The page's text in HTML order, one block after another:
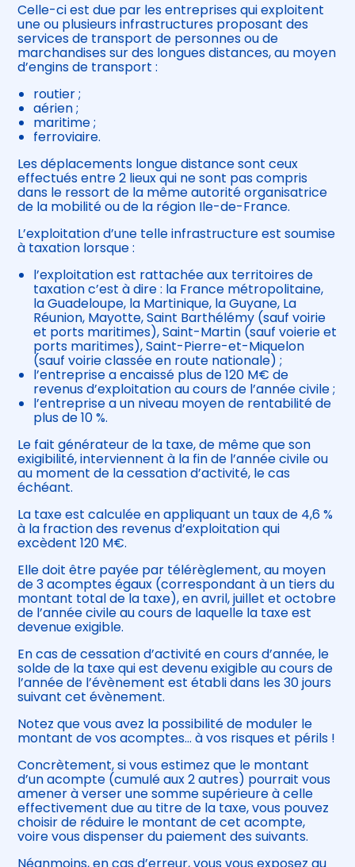
Celle-ci est due par les entreprises qui exploitent
une ou plusieurs infrastructures proposant des
services de transport de personnes ou de
marchandises sur des longues distances, au moyen
d’engins de transport :
routier ;
aérien ;
maritime ;
ferroviaire.
Les déplacements longue distance sont ceux
effectués entre 2 lieux qui ne sont pas compris
dans le ressort de la même autorité organisatrice
de la mobilité ou de la région Ile-de-France.
L’exploitation d’une telle infrastructure est soumise
à taxation lorsque :
l’exploitation est rattachée aux territoires de
taxation c’est à dire : la France métropolitaine,
la Guadeloupe, la Martinique, la Guyane, La
Réunion, Mayotte, Saint Barthélémy (sauf voirie
et ports maritimes), Saint-Martin (sauf voierie et
ports maritimes), Saint-Pierre-et-Miquelon
(sauf voirie classée en route nationale) ;
l’entreprise a encaissé plus de 120 M€ de
revenus d’exploitation au cours de l’année civile ;
l’entreprise a un niveau moyen de rentabilité de
plus de 10 %.
Le fait générateur de la taxe, de même que son
exigibilité, interviennent à la fin de l’année civile ou
au moment de la cessation d’activité, le cas
échéant.
La taxe est calculée en appliquant un taux de 4,6 %
à la fraction des revenus d’exploitation qui
excèdent 120 M€.
Elle doit être payée par télérèglement, au moyen
de 3 acomptes égaux (correspondant à un tiers du
montant total de la taxe), en avril, juillet et octobre
de l’année civile au cours de laquelle la taxe est
devenue exigible.
En cas de cessation d’activité en cours d’année, le
solde de la taxe qui est devenu exigible au cours de
l’année de l’évènement est établi dans les 30 jours
suivant cet évènement.
Notez que vous avez la possibilité de moduler le
montant de vos acomptes… à vos risques et périls !
Concrètement, si vous estimez que le montant
d’un acompte (cumulé aux 2 autres) pourrait vous
amener à verser une somme supérieure à celle
effectivement due au titre de la taxe, vous pouvez
choisir de réduire le montant de cet acompte,
voire vous dispenser du paiement des suivants.